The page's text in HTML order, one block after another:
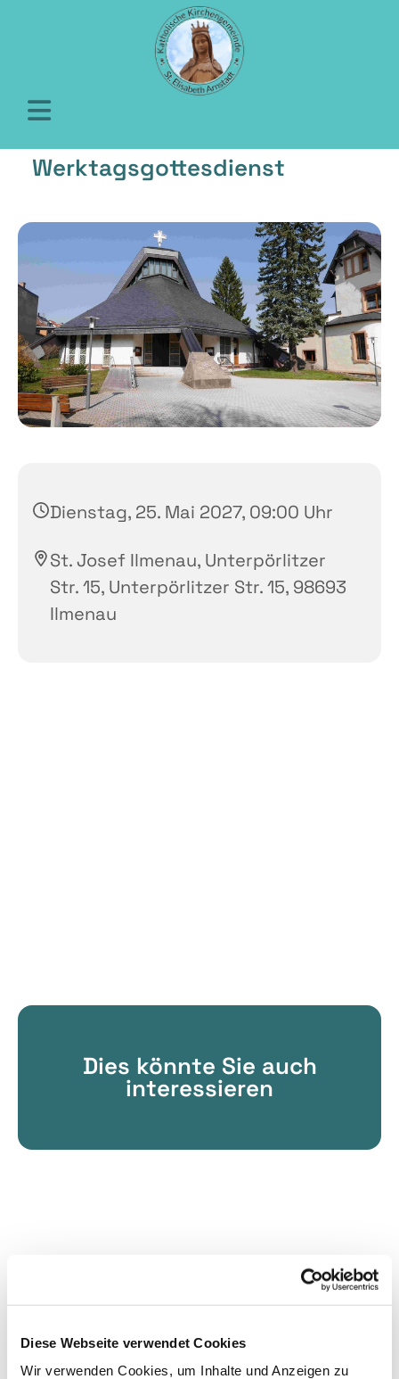
Diese Webseite verwendet Cookies
Wir verwenden Cookies, um Inhalte und Anzeigen zu
Werktagsgottesdienst
Dienstag, 25. Mai 2027, 09:00 Uhr
St. Josef Ilmenau, Unterpörlitzer
Str. 15, Unterpörlitzer Str. 15, 98693
Ilmenau
Dies könnte Sie auch
interessieren